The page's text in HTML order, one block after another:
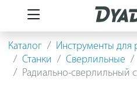
Каталог
Инструменты для
Станки
Сверлильные
Радиально-сверлильный